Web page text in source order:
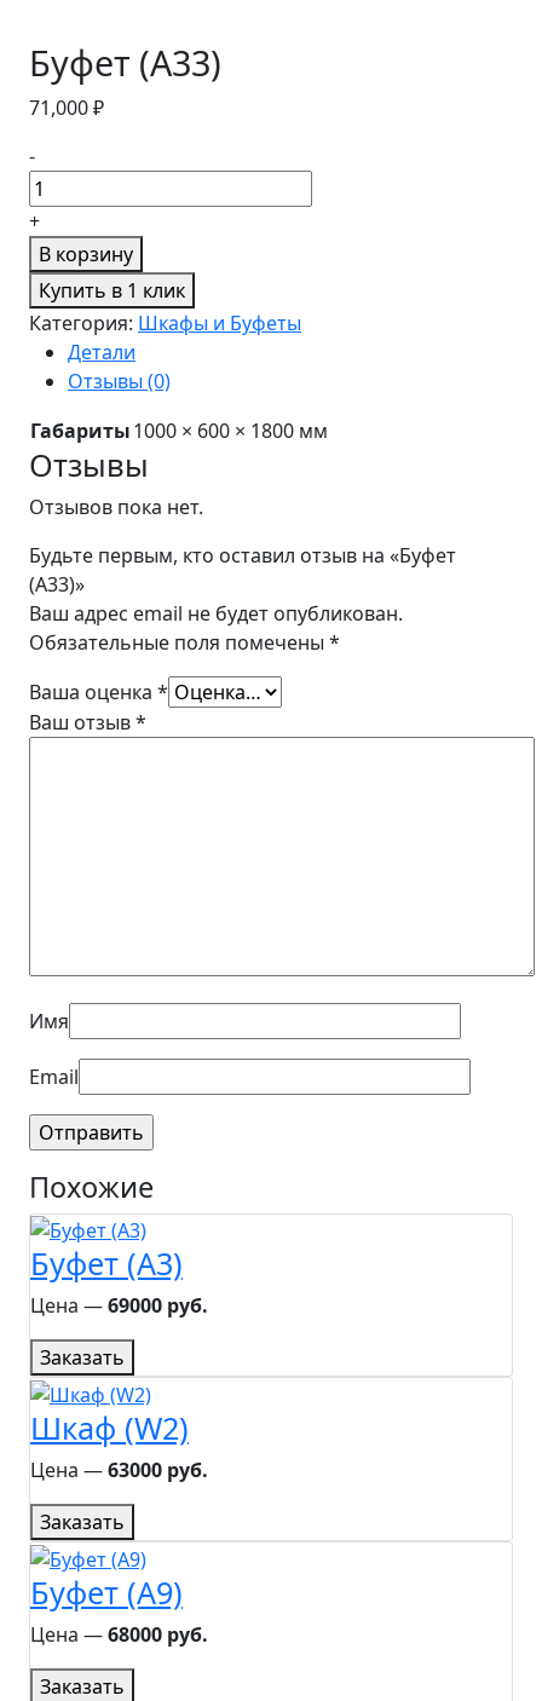
Буфет (A33)
71,000₽
-
+
В корзину
Купить в 1 клик
Категория: Шкафы и Буфеты
Детали
Отзывы (0)
Габариты1000 × 600 × 1800 мм
Отзывы
Отзывов пока нет.
Будьте первым, кто оставил отзыв на «Буфет
(A33)»
Ваш адрес email не будет опубликован.
Обязательные поля помечены *
Ваша оценка *
Ваш отзыв*
Имя
Email
Похожие
Буфет (A3)
Цена ―69000 руб.
Заказать
Шкаф (W2)
Цена ―63000 руб.
Заказать
Буфет (A9)
Цена ―68000 руб.
Заказать